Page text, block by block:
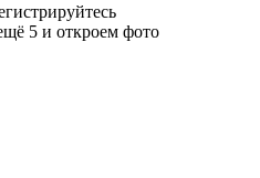
5 и откроем фото